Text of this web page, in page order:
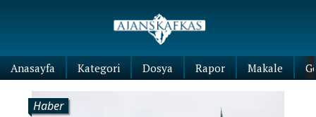
Anasayfa Kategori Dosya Rapor Makale
Haber